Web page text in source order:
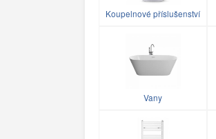
Koupelnové příslušenství
Vany